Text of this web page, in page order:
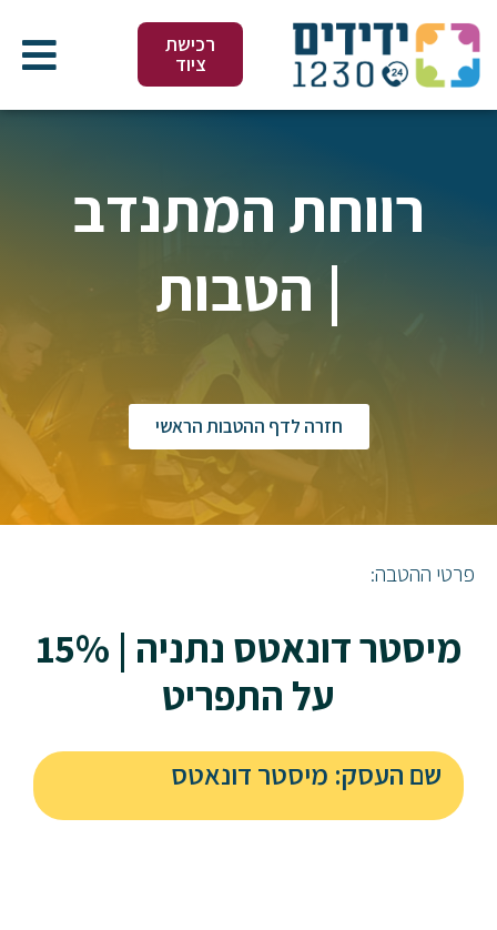
לתוכן
רכישת
ציוד
רווחת המתנדב
| הטבות
חזרה לדף ההטבות הראשי
פרטי ההטבה:
מיסטר דונאטס נתניה | 15%
על התפריט
שם העסק: מיסטר דונאטס